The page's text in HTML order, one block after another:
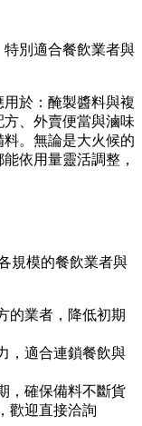
別適合餐飲業者與
於：醃製醬料與複
、外賣便當與滷味
。無論是大火候的
依用量靈活調整，
規模的餐飲業者與
的業者，降低初期
，適合連鎖餐飲與
，確保備料不斷貨
歡迎直接洽詢